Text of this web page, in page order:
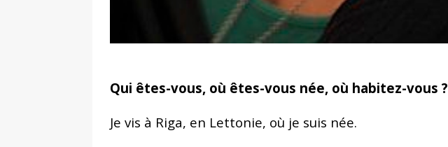
Qui êtes-vous, où êtes-vous née, où habitez-vous ?
Je vis à Riga, en Lettonie, où je suis née.